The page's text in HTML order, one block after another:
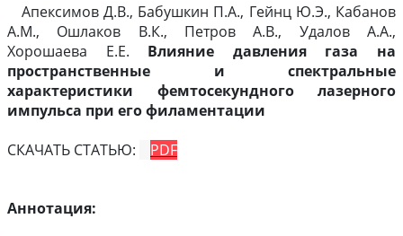
Апексимов Д.В., Бабушкин П.А., Гейнц Ю.Э., Кабанов
А.М., Ошлаков В.К., Петров А.В., Удалов А.А.,
Хорошаева Е.Е. Влияние давления газа на
пространственные и спектральные
характеристики фемтосекундного лазерного
импульса при его филаментации
СКАЧАТЬ СТАТЬЮ:
PDF
Аннотация: